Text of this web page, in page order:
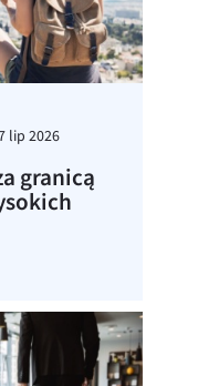
lip 2026
granicą